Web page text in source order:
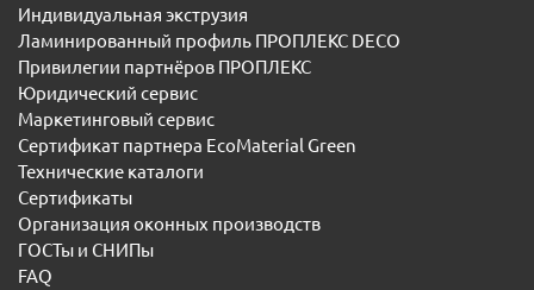
Индивидуальная экструзия
Ламинированный профиль ПРОПЛЕКС DECO
Привилегии партнёров ПРОПЛЕКС
Юридический сервис
Маркетинговый сервис
Сертификат партнера EcoMaterial Green
Технические каталоги
Сертификаты
Организация оконных производств
ГОСТы и СНИПы
FAQ